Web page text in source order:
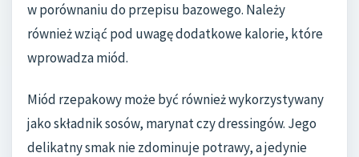
w porównaniu do przepisu bazowego. Należy
również wziąć pod uwagę dodatkowe kalorie, które
wprowadza miód.
Miód rzepakowy może być również wykorzystywany
jako składnik sosów, marynat czy dressingów. Jego
delikatny smak nie zdominuje potrawy, a jedynie